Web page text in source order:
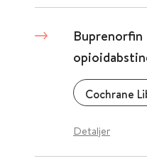
Cochrane
Detaljer